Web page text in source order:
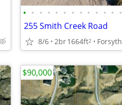
• • • • • • • • • • • • •
255 Smith Creek Road
8/6 2br1664ft2 Forsyth
$90,000